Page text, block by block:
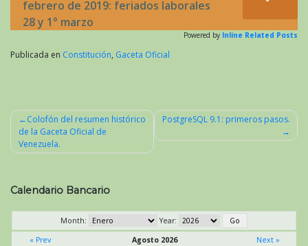
febrero de 2019: feriados laborales
28 y 1° marzo
Powered by Inline Related Posts
Publicada en Constitución, Gaceta Oficial
Navegación
de
Colofón del resumen histórico
de la Gaceta Oficial de
Venezuela.
PostgreSQL 9.1: primeros pasos.
Calendario Bancario
Month:
Year:
« Prev
Agosto 2026 Next »